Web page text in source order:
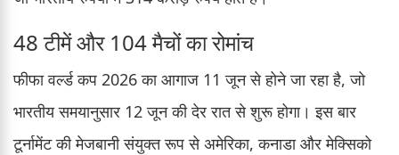
48 टीमें और 104 मैचों का रोमांच
फीफा वर्ल्ड कप 2026 का आगाज 11 जून से होने जा रहा है, जो
भारतीय समयानुसार 12 जून की देर रात से शुरू होगा। इस बार
टूर्नामेंट की मेजबानी संयुक्त रूप से अमेरिका, कनाडा और मेक्सिको